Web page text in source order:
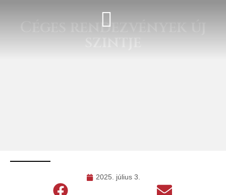
Céges rendezvények új
szintje
2025. július 3.